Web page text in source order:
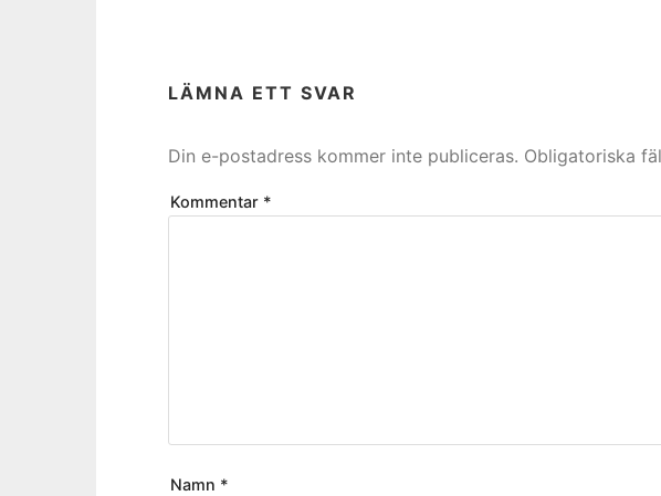
LÄMNA ETT SVAR
Din e-postadress kommer inte publiceras. Obligatoriska
Kommentar *
Namn *